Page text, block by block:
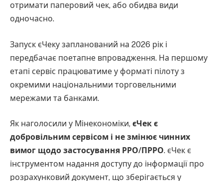
отримати паперовий чек, або обидва види
одночасно.
Запуск єЧеку запланований на 2026 рік і
передбачає поетапне впровадження. На першому
етапі сервіс працюватиме у форматі пілоту з
окремими національними торговельними
мережами та банками.
Як наголосили у Мінекономіки, єЧек є
добровільним сервісом і не змінює чинних
вимог щодо застосування РРО/ПРРО. єЧек є
інструментом надання доступу до інформації про
розрахунковий документ, що зберігається у